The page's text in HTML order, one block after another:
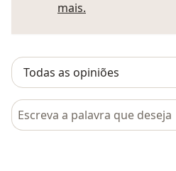
mais.
Pesquisar em opiniões